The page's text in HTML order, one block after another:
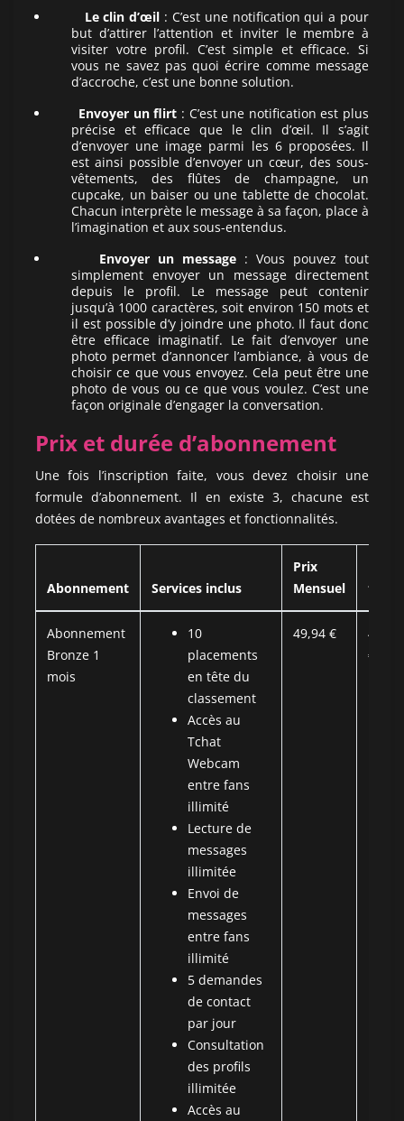
Le clin d’œil : C’est une notification qui a pour
but d’attirer l’attention et inviter le membre à
visiter votre profil. C’est simple et efficace. Si
vous ne savez pas quoi écrire comme message
d’accroche, c’est une bonne solution.
Envoyer un flirt : C’est une notification est plus
précise et efficace que le clin d’œil. Il s’agit
d’envoyer une image parmi les 6 proposées. Il
est ainsi possible d’envoyer un cœur, des sous-
vêtements, des flûtes de champagne, un
cupcake, un baiser ou une tablette de chocolat.
Chacun interprète le message à sa façon, place à
l’imagination et aux sous-entendus.
Envoyer un message: Vous pouvez tout
simplement envoyer un message directement
depuis le profil. Le message peut contenir
jusqu’à 1000 caractères, soit environ 150 mots et
il est possible d’y joindre une photo. Il faut donc
être efficace imaginatif. Le fait d’envoyer une
photo permet d’annoncer l’ambiance, à vous de
choisir ce que vous envoyez. Cela peut être une
photo de vous ou ce que vous voulez. C’est une
façon originale d’engager la conversation.
Prix et durée d’abonnement
Une fois l’inscription faite, vous devez choisir une
formule d’abonnement. Il en existe 3, chacune est
dotées de nombreux avantages et fonctionnalités.
Abonnement Services inclus
Prix
Mensuel
total
Abonnement
Bronze 1
mois
10
placements
en tête du
classement
Accès au
Tchat
Webcam
entre fans
illimité
Lecture de
messages
illimitée
Envoi de
messages
entre fans
illimité
5 demandes
de contact
par jour
Consultation
des profils
illimitée
Accès au
49,94 €
49,94
€